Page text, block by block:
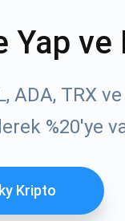
Yap ve
ADA, TRX
%20'ye
Kripto
göz
atın
ilk alan siz olun
ABONE OL